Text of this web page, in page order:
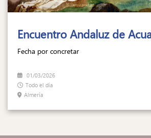
Encuentro Andaluz de
Fecha por concretar
01/03/2026
Todo el día
Almería